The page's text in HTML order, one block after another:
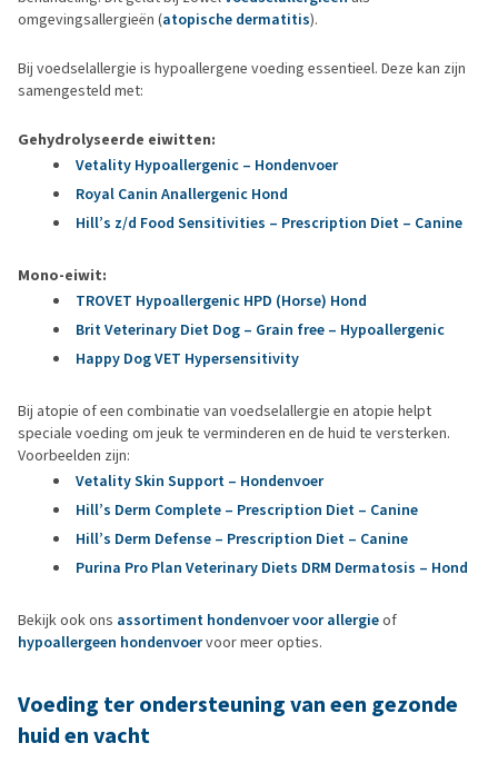
omgevingsallergieën (atopische dermatitis).
Bij voedselallergie is hypoallergene voeding essentieel. Deze kan zijn
samengesteld met:
Gehydrolyseerde eiwitten:
Vetality Hypoallergenic – Hondenvoer
Royal Canin Anallergenic Hond
Hill’s z/d Food Sensitivities – Prescription Diet – Canine
Mono-eiwit:
TROVET Hypoallergenic HPD (Horse) Hond
Brit Veterinary Diet Dog – Grain free – Hypoallergenic
Happy Dog VET Hypersensitivity
Bij atopie of een combinatie van voedselallergie en atopie helpt
speciale voeding om jeuk te verminderen en de huid te versterken.
Voorbeelden zijn:
Vetality Skin Support – Hondenvoer
Hill’s Derm Complete – Prescription Diet – Canine
Hill’s Derm Defense – Prescription Diet – Canine
Purina Pro Plan Veterinary Diets DRM Dermatosis – Hond
Bekijk ook ons assortiment hondenvoer voor allergieof
hypoallergeen hondenvoervoor meer opties.
Voeding ter ondersteuning van een gezonde
huid en vacht